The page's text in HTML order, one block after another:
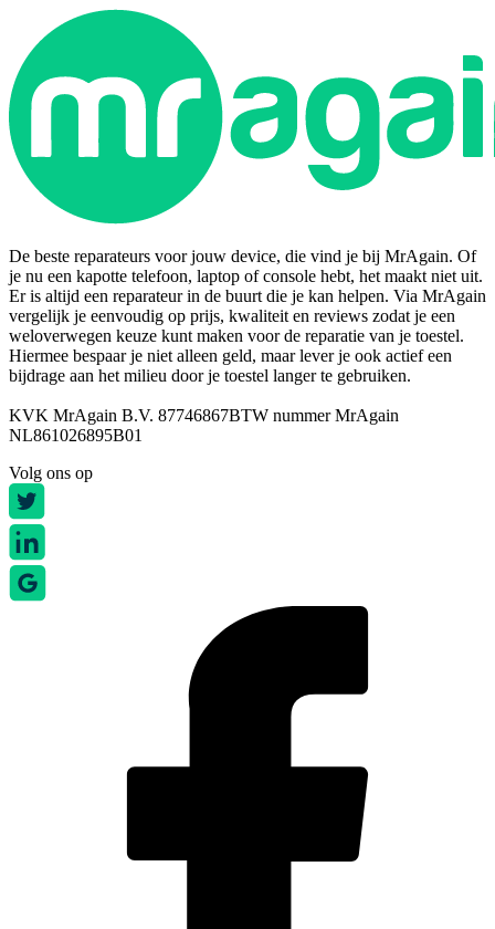
De beste reparateurs voor jouw device, die vind je bij MrAgain. Of
je nu een kapotte telefoon, laptop of console hebt, het maakt niet uit.
Er is altijd een reparateur in de buurt die je kan helpen. Via MrAgain
vergelijk je eenvoudig op prijs, kwaliteit en reviews zodat je een
weloverwegen keuze kunt maken voor de reparatie van je toestel.
Hiermee bespaar je niet alleen geld, maar lever je ook actief een
bijdrage aan het milieu door je toestel langer te gebruiken.
KVK MrAgain B.V. 87746867BTW nummer MrAgain
NL861026895B01
Volg ons op